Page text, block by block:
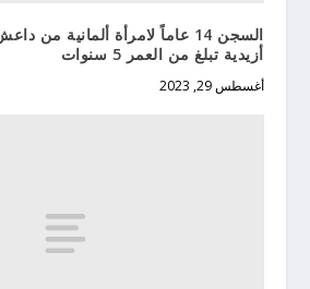
السجن 14 عاماً لامرأة ألمانية
أزيدية تبلغ من العمر 5 سنوات
أغسطس 29, 2023